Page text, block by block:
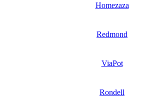
Homezaza
Redmond
ViaPot
Rondell